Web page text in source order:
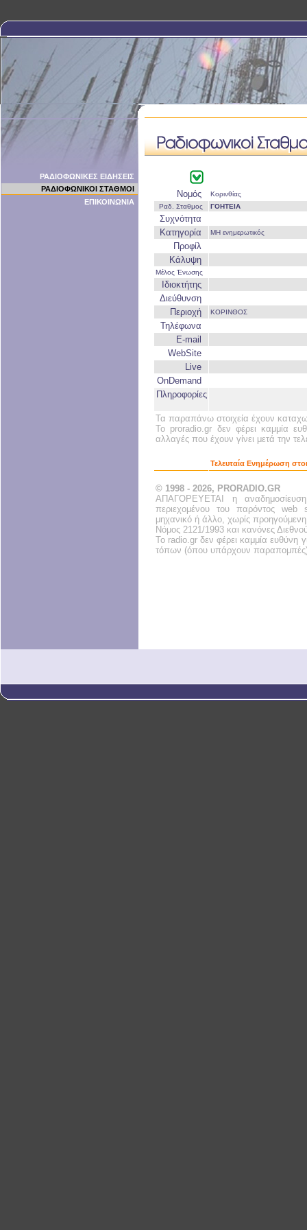
ΡΑΔΙΟΦΩΝΙΚΕΣ ΕΙΔΗΣΕΙΣ
ΡΑΔΙΟΦΩΝΙΚΟΙ ΣΤΑΘΜΟΙ
ΕΠΙΚΟΙΝΩΝΙΑ
Νομός
Κορινθίας
Ραδ. Σταθμος
ΓΟΗΤΕΙΑ
Συχνότητα
Κατηγορία
ΜΗ ενημερωτικός
Προφίλ
Κάλυψη
Μέλος Ένωσης
Ιδιοκτήτης
Διεύθυνση
Περιοχή
ΚΟΡΙΝΘΟΣ
Τηλέφωνα
E-mail
WebSite
Live
OnDemand
Πληροφορίες
Τα παραπάνω στοιχεία έχουν
Το proradio.gr δεν φέρει καμμία
αλλαγές που έχουν γίνει μετά την
Τελευταία Ενημέρωση
© 1998 - 2026, PRORADIO.GR
ΑΠΑΓΟΡΕΥΕΤΑΙ η
περιεχομένου του παρόντος web
μηχανικό ή άλλο, χωρίς
Νόμος 2121/1993 και κανόνες
Το radio.gr δεν φέρει καμμία ευθύνη
τόπων (όπου υπάρχουν